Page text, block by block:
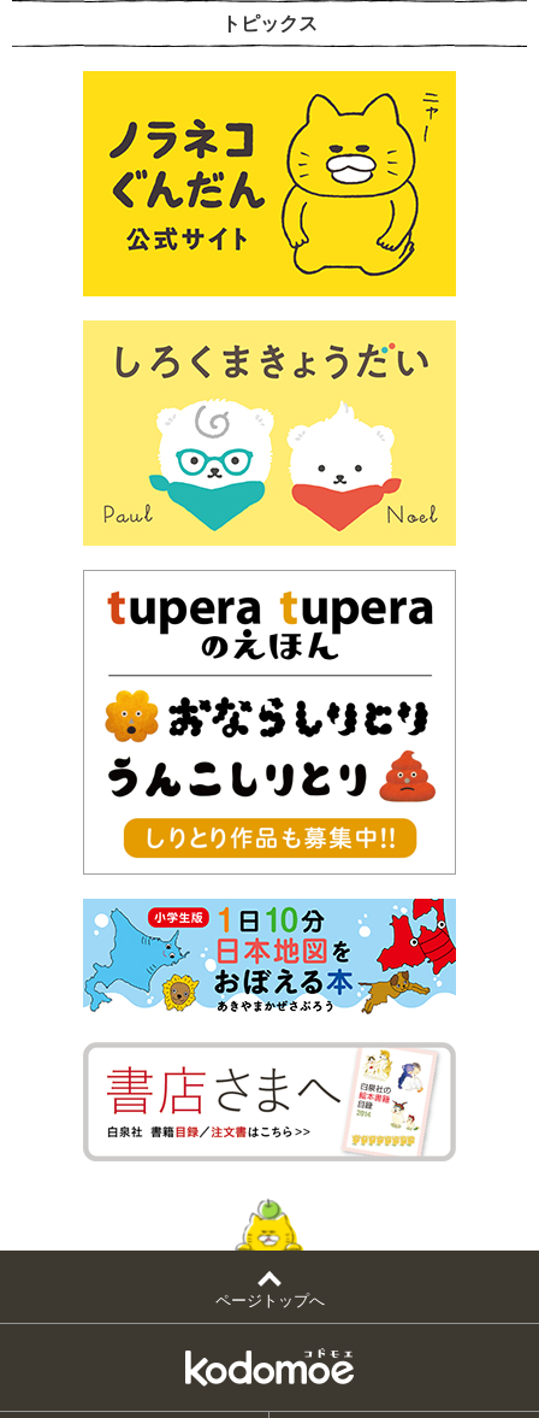
トピックス
ページトップへ